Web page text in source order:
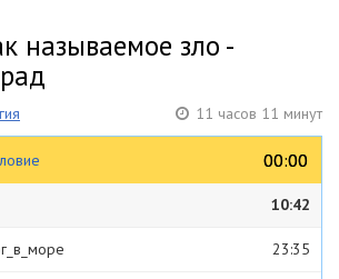
называемое зло -
11 часов 11 минут
00:00
00:00
10:42
23:35